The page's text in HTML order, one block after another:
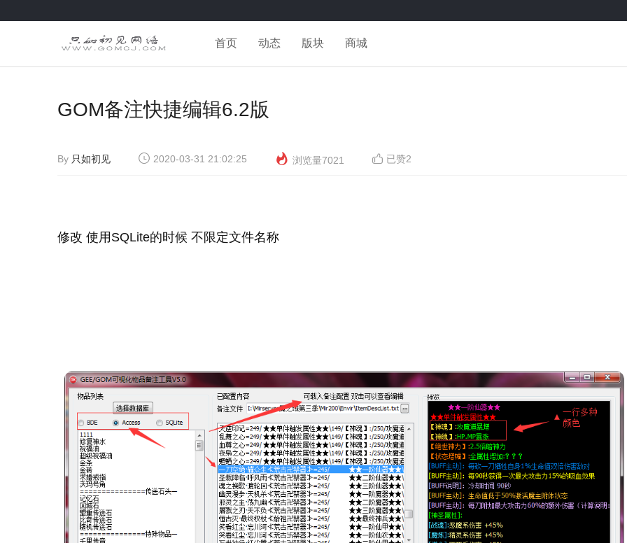
首页 动态 版块 商城
GOM备注快捷编辑6.2版
By 只如初见 2020-03-31 21:02:25 浏览量7021 已赞2
修改 使用SQLite的时候 不限定文件名称